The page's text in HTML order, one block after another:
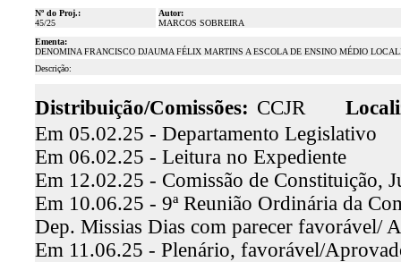
Nº do Proj.:
45/25
Autor:
MARCOS SOBREIRA
Ementa:
DENOMINA FRANCISCO DJAUMA FÉLIX MARTINS A ESCOLA DE ENSINO MÉDIO
Descrição:
Distribuição/Comissões: CCJR
Em 05.02.25 - Departamento Legislativo
Em 06.02.25 - Leitura no Expediente
Em 12.02.25 - Comissão de Constituição,
Em 10.06.25 - 9ª Reunião Ordinária da
Dep. Missias Dias com parecer favorável/
Em 11.06.25 - Plenário, favorável/